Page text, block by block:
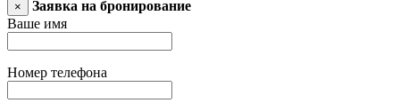
×
Заявка на бронирование
Ваше имя
Номер телефона